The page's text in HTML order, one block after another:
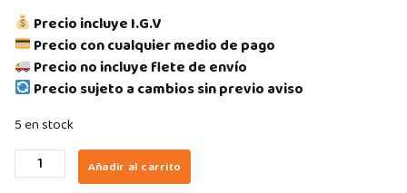
Precio incluye I.G.V
Precio con cualquier medio de pago
Precio no incluye flete de envío
Precio sujeto a cambios sin previo aviso
5 en stock
MOUSE
LOGITECH
Añadir al carrito